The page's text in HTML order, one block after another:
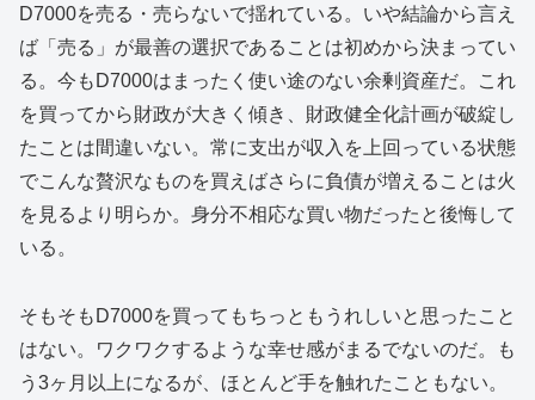
D7000を売る・売らないで揺れている。いや結論から言え
ば「売る」が最善の選択であることは初めから決まってい
る。今もD7000はまったく使い途のない余剰資産だ。これ
を買ってから財政が大きく傾き、財政健全化計画が破綻し
たことは間違いない。常に支出が収入を上回っている状態
でこんな贅沢なものを買えばさらに負債が増えることは火
を見るより明らか。身分不相応な買い物だったと後悔して
いる。
そもそもD7000を買ってもちっともうれしいと思ったこと
はない。ワクワクするような幸せ感がまるでないのだ。も
う3ヶ月以上になるが、ほとんど手を触れたこともない。